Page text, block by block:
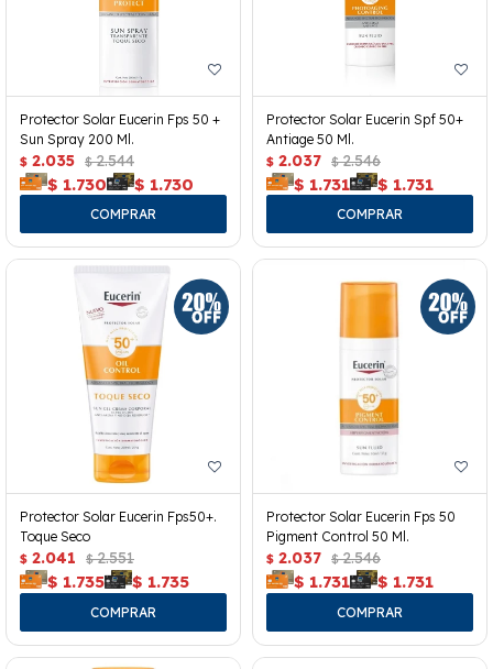
Protector Solar Eucerin Fps 50 +
Sun Spray 200 Ml.
$ 2.035 $ 2.544
$ 1.730 $ 1.730
Protector Solar Eucerin Spf 50+
Antiage 50 Ml.
$ 2.037 $ 2.546
$ 1.731 $ 1.731
Protector Solar Eucerin Fps50+.
Toque Seco
$ 2.041 $ 2.551
$ 1.735 $ 1.735
Protector Solar Eucerin Fps 50
Pigment Control 50 Ml.
$ 2.037 $ 2.546
$ 1.731 $ 1.731